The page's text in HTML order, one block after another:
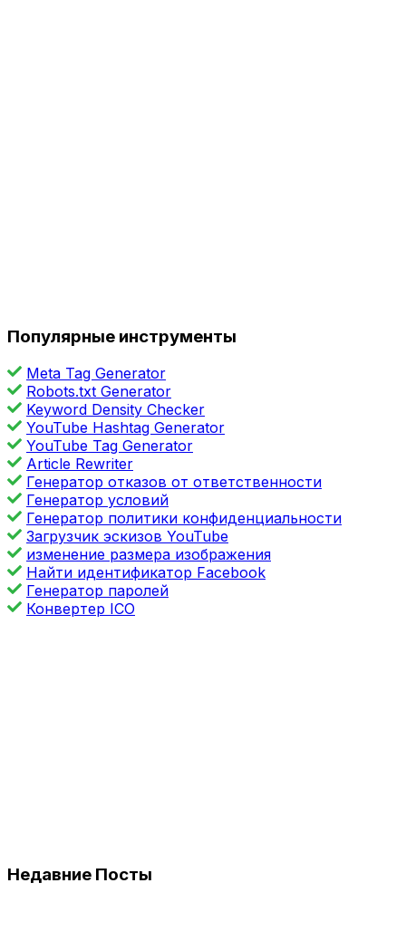
Популярные инструменты
Meta Tag Generator
Robots.txt Generator
Keyword Density Checker
YouTube Hashtag Generator
YouTube Tag Generator
Article Rewriter
Генератор отказов от ответственности
Генератор условий
Генератор политики конфиденциальности
Загрузчик эскизов YouTube
изменение размера изображения
Найти идентификатор Facebook
Генератор паролей
Конвертер ICO
Недавние Посты